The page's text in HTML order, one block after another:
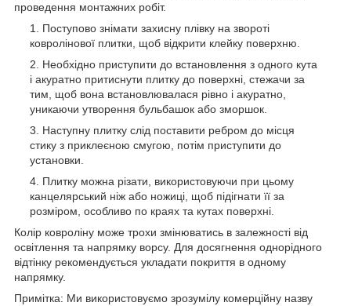
проведення монтажних робіт.
Поступово знімати захисну плівку на звороті
ковролінової плитки, щоб відкрити клейку поверхню.
Необхідно приступити до встановлення з одного кута
і акуратно притиснути плитку до поверхні, стежачи за
тим, щоб вона встановлювалася рівно і акуратно,
уникаючи утворення бульбашок або зморшок.
Наступну плитку слід поставити ребром до місця
стику з приклеєною смугою, потім приступити до
установки.
Плитку можна різати, використовуючи при цьому
канцелярський ніж або ножиці, щоб підігнати її за
розміром, особливо по краях та кутах поверхні.
Колір ковроліну може трохи змінюватись в залежності від
освітлення та напрямку ворсу. Для досягнення однорідного
відтінку рекомендується укладати покриття в одному
напрямку.
Примітка: Ми використовуємо зрозумілу комерційну назву